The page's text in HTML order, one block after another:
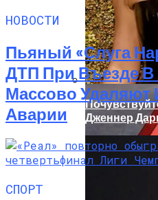
Дженнер
НОВОСТИ
Пьяный «слуга
ДТП При Въезде
Массово
Аварии
СПОРТ